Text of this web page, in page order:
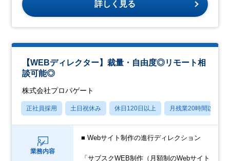
詳しく見る
【WEBディレクター】裁量・自由度◎リモート相
談可能◎
株式会社プロパゲート
正社員採用 土日祝休み 休日120日以上 月残業20時間以内
業務内容
■ Webサイト制作の進行ディレクション
「サブスクWEB制作（月額制のWebサイト